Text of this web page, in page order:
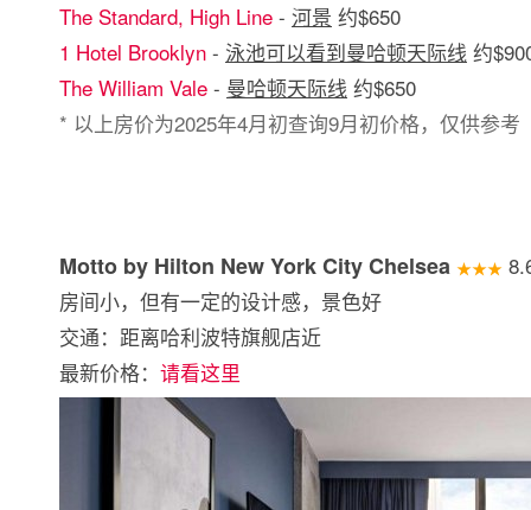
The Standard, High Line - 河景 约$650
1 Hotel Brooklyn - 泳池可以看到曼哈顿天际线 约
The William Vale - 曼哈顿天际线 约$650
* 以上房价为2025年4月初查询9月初价格，仅供参考
Motto by Hilton New York City Chelsea ★★★
房间小，但有一定的设计感，景色好
交通：距离哈利波特旗舰店近
最新价格： 请看这里